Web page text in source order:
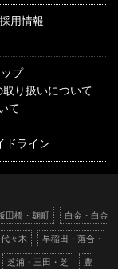
採用情報
プ
り扱いについて
て
ドライン
田橋・麹町 白金・白金
々木 早稲田・落合・
芝浦・三田・芝 豊